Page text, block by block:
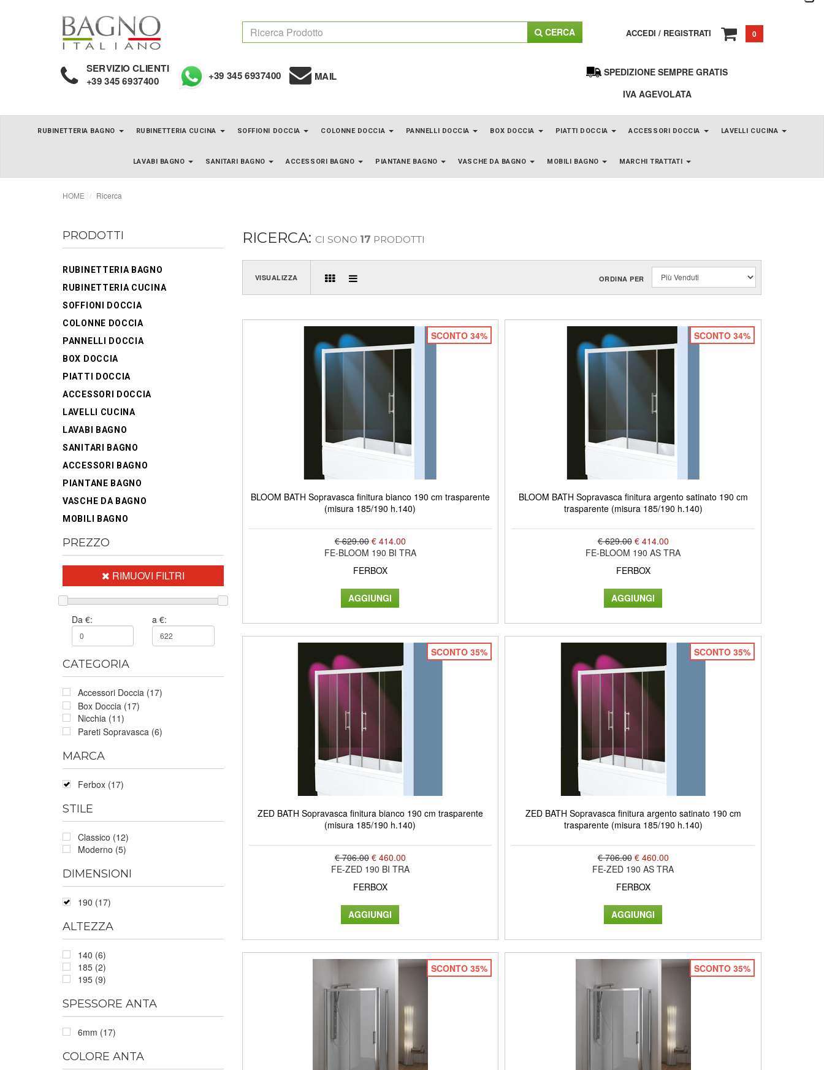
CERCA ACCEDI / REGISTRATI 0
SERVIZIO CLIENTI
+39 345 6937400 +39 345 6937400 MAIL
SPEDIZIONE SEMPRE GRATIS
IVA AGEVOLATA
RUBINETTERIA BAGNO RUBINETTERIA CUCINA SOFFIONI DOCCIA COLONNE DOCCIA PANNELLI DOCCIA BOX DOCCIA PIATTI DOCCIA ACCESSORI DOCCIA LAVELLI CUCINA
LAVABI BAGNO SANITARI BAGNO ACCESSORI BAGNO PIANTANE BAGNO VASCHE DA BAGNO MOBILI BAGNO MARCHI TRATTATI
HOME Ricerca
PRODOTTI
RUBINETTERIA BAGNO
RUBINETTERIA CUCINA
SOFFIONI DOCCIA
COLONNE DOCCIA
PANNELLI DOCCIA
BOX DOCCIA
PIATTI DOCCIA
ACCESSORI DOCCIA
LAVELLI CUCINA
LAVABI BAGNO
SANITARI BAGNO
ACCESSORI BAGNO
PIANTANE BAGNO
VASCHE DA BAGNO
MOBILI BAGNO
PREZZO
RIMUOVI FILTRI
Da €: a €:
CATEGORIA
Accessori Doccia (17)
Box Doccia (17)
Nicchia (11)
Pareti Sopravasca (6)
MARCA
Ferbox (17)
STILE
Classico (12)
Moderno (5)
DIMENSIONI
190 (17)
ALTEZZA
140 (6)
185 (2)
195 (9)
SPESSORE ANTA
6mm (17)
COLORE ANTA
RICERCA: CI SONO 17 PRODOTTI
VISUALIZZA ORDINA PER
SCONTO 34%
BLOOM BATH Sopravasca finitura bianco 190 cm trasparente
(misura 185/190 h.140)
€ 629.00 € 414.00
FE-BLOOM 190 BI TRA
FERBOX
SCONTO 34%
BLOOM BATH Sopravasca finitura argento satinato 190 cm
trasparente (misura 185/190 h.140)
€ 629.00 € 414.00
FE-BLOOM 190 AS TRA
FERBOX
SCONTO 35%
ZED BATH Sopravasca finitura bianco 190 cm trasparente
(misura 185/190 h.140)
€ 706.00 € 460.00
FE-ZED 190 BI TRA
FERBOX
SCONTO 35%
ZED BATH Sopravasca finitura argento satinato 190 cm
trasparente (misura 185/190 h.140)
€ 706.00 € 460.00
FE-ZED 190 AS TRA
FERBOX
SCONTO 35% SCONTO 35%